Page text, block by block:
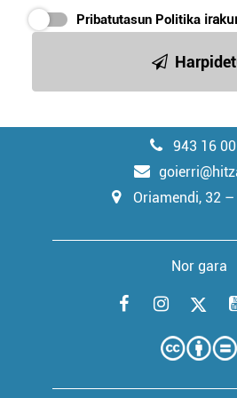
Pribatutasun Politika
943 16
Oriamendi, 32 –
Nor gara